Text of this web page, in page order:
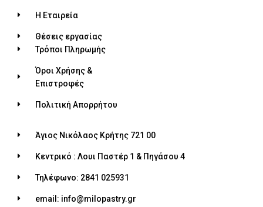
Η Εταιρεία
Θέσεις εργασίας
Τρόποι Πληρωμής
Όροι Χρήσης &
Επιστροφές
Πολιτική Απορρήτου
Άγιος Νικόλαος Κρήτης 721 00
Κεντρικό : Λουι Παστέρ 1 & Πηγάσου 4
Τηλέφωνο: 2841 025931
email: info@milopastry.gr